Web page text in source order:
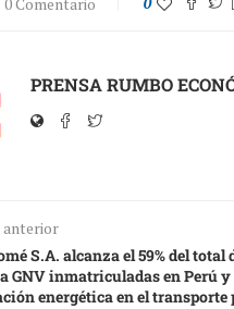
0 Comentario
PRENSA RUMBO
anterior
S.A. alcanza el 59% del total
GNV inmatriculadas en Perú
energética en el transporte